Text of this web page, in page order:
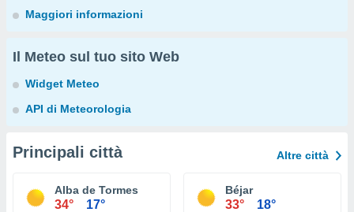
Maggiori informazioni
Il Meteo sul tuo sito Web
Widget Meteo
API di Meteorologia
Principali città Altre città
Alba de Tormes
34° 17°
Béjar
33° 18°